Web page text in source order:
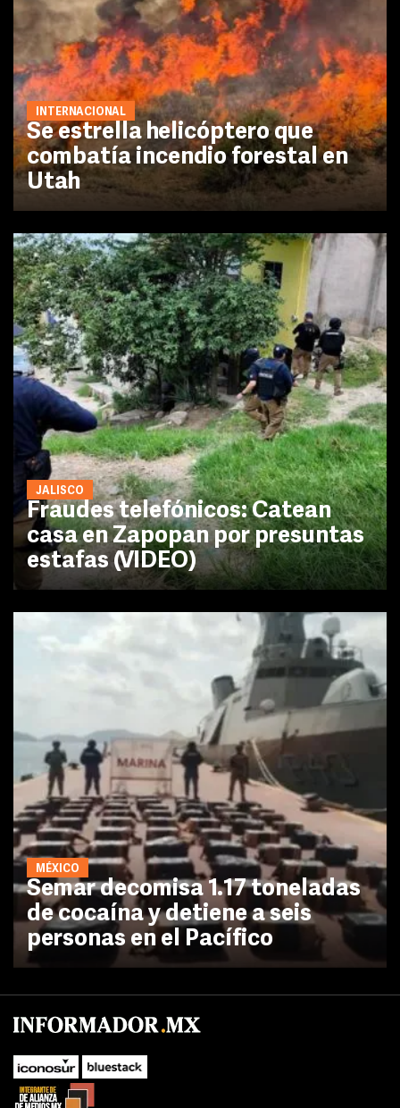
INTERNACIONAL
Se estrella helicóptero que
combatía incendio forestal en
Utah
JALISCO
Fraudes telefónicos: Catean
casa en Zapopan por presuntas
estafas (VIDEO)
MÉXICO
Semar decomisa 1.17 toneladas
de cocaína y detiene a seis
personas en el Pacífico